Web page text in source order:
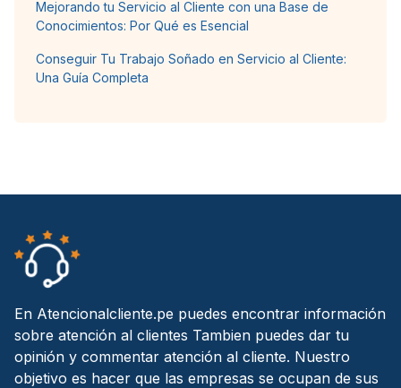
Mejorando tu Servicio al Cliente con una Base de
Conocimientos: Por Qué es Esencial
Conseguir Tu Trabajo Soñado en Servicio al Cliente:
Una Guía Completa
En Atencionalcliente.pe puedes encontrar información
sobre atención al clientes Tambien puedes dar tu
opinión y commentar atención al cliente. Nuestro
objetivo es hacer que las empresas se ocupan de sus